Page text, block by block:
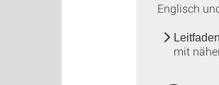
Englisch
mit